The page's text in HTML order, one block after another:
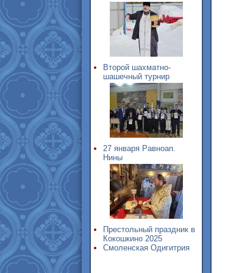
Второй шахматно-
шашечный турнир
27 января Равноап.
Нины
Престольный праздник в
Кокошкино 2025
Смоленская Одигитрия